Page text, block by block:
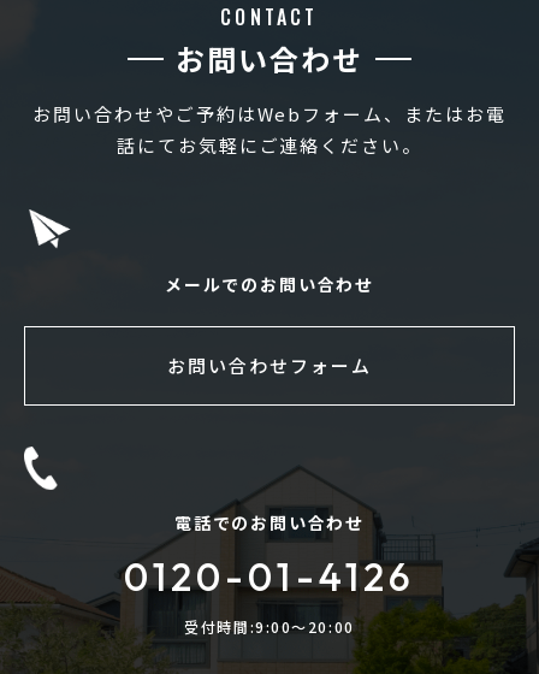
CONTACT
お問い合わせ
お問い合わせやご予約はWebフォーム、またはお電
話にてお気軽にご連絡ください。
メールでのお問い合わせ
お問い合わせフォーム
電話でのお問い合わせ
0120-01-4126
受付時間:9:00〜20:00